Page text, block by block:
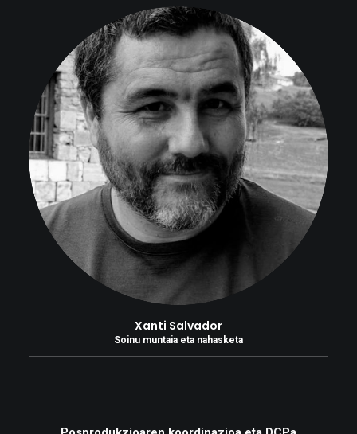
Xanti Salvador
Soinu muntaia eta nahasketa